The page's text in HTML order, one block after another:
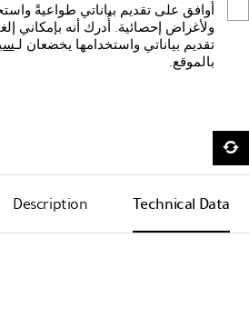
أوافق على تقديم بياناتي طواعيةً
ولأغراض إحصائية. أُدرك أنه بإمكاني
تقديم بياناتي واستخدامها يخضعان لـ
بالموقع.
Technical Data
Description